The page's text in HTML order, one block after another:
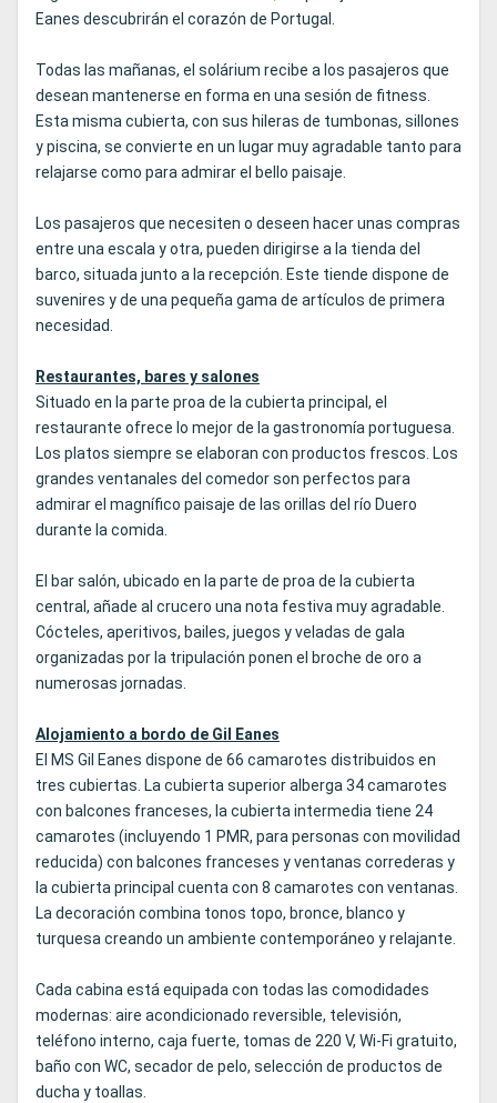
Eanes descubrirán el corazón de Portugal.
Todas las mañanas, el solárium recibe a los pasajeros que
desean mantenerse en forma en una sesión de fitness.
Esta misma cubierta, con sus hileras de tumbonas, sillones
y piscina, se convierte en un lugar muy agradable tanto para
relajarse como para admirar el bello paisaje.
Los pasajeros que necesiten o deseen hacer unas compras
entre una escala y otra, pueden dirigirse a la tienda del
barco, situada junto a la recepción. Este tiende dispone de
suvenires y de una pequeña gama de artículos de primera
necesidad.
Restaurantes, bares y salones
Situado en la parte proa de la cubierta principal, el
restaurante ofrece lo mejor de la gastronomía portuguesa.
Los platos siempre se elaboran con productos frescos. Los
grandes ventanales del comedor son perfectos para
admirar el magnífico paisaje de las orillas del río Duero
durante la comida.
El bar salón, ubicado en la parte de proa de la cubierta
central, añade al crucero una nota festiva muy agradable.
Cócteles, aperitivos, bailes, juegos y veladas de gala
organizadas por la tripulación ponen el broche de oro a
numerosas jornadas.
Alojamiento a bordo de Gil Eanes
El MS Gil Eanes dispone de 66 camarotes distribuidos en
tres cubiertas. La cubierta superior alberga 34 camarotes
con balcones franceses, la cubierta intermedia tiene 24
camarotes (incluyendo 1 PMR, para personas con movilidad
reducida) con balcones franceses y ventanas correderas y
la cubierta principal cuenta con 8 camarotes con ventanas.
La decoración combina tonos topo, bronce, blanco y
turquesa creando un ambiente contemporáneo y relajante.
Cada cabina está equipada con todas las comodidades
modernas: aire acondicionado reversible, televisión,
teléfono interno, caja fuerte, tomas de 220 V, Wi-Fi gratuito,
baño con WC, secador de pelo, selección de productos de
ducha y toallas.